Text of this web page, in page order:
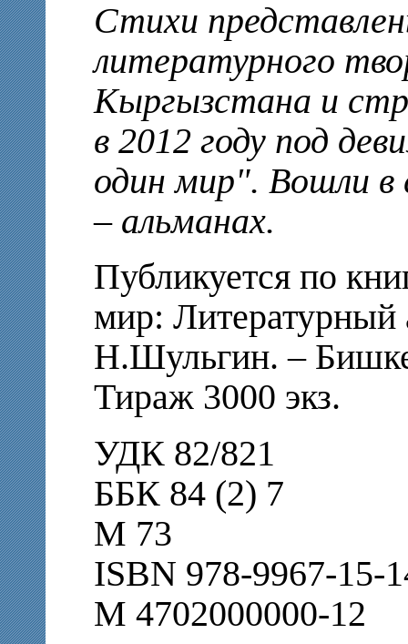
Стихи
литературного
Кыргызстана и
в 2012 году под
один мир". Вошли в
– альманах.
Публикуется по
мир: Литературный
Н.Шульгин. –
Тираж 3000 экз.
УДК 82/821
ББК 84 (2) 7
М 73
ISBN 978-9967-15-
М 4702000000-12